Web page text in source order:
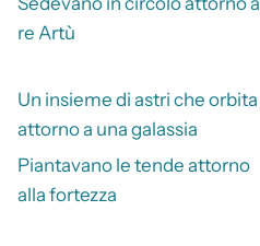
re Artù
Un insieme di astri che orbita
attorno a una galassia
Piantavano le tende attorno
alla fortezza